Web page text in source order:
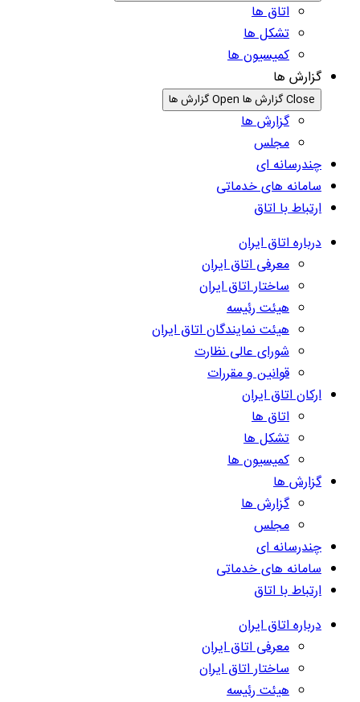
اتاق ها
تشکل ها
کمیسیون ها
گزارش ها
Close گزارش ها Open گزارش ها
گزارش ها
مجلس
چندرسانه ای
سامانه های خدماتی
ارتباط با اتاق
درباره اتاق ایران
معرفی اتاق ایران
ساختار اتاق ایران
هیئت رئیسه
هیئت نمایندگان اتاق ایران
شورای عالی نظارت
قوانین و مقررات
ارکان اتاق ایران
اتاق ها
تشکل ها
کمیسیون ها
گزارش ها
گزارش ها
مجلس
چندرسانه ای
سامانه های خدماتی
ارتباط با اتاق
درباره اتاق ایران
معرفی اتاق ایران
ساختار اتاق ایران
هیئت رئیسه